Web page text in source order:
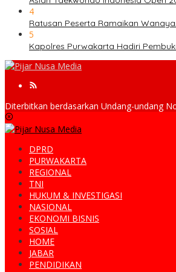
4
Ratusan Peserta Ramaikan
5
Kapolres Purwakarta Hadiri
Diterbitkan berdasarkan Undang-undang
DPRD
PURWAKARTA
REGIONAL
TNI
HUKUM & INVESTIGASI
NASIONAL
EKONOMI BISNIS
SOSIAL
HOME
JABAR
PENDIDIKAN